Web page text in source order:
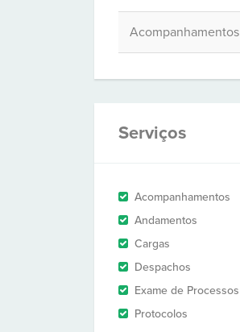
Acompanhamentos
Serviços
Acompanhamentos
Andamentos
Cargas
Despachos
Exame de Processos
Protocolos